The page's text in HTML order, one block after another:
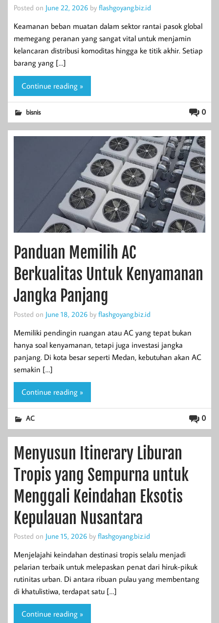
Posted on June 22, 2026 by flashgoyang.biz.id
Keamanan beban muatan dalam sektor rantai pasok global
memegang peranan yang sangat vital untuk menjamin
kelancaran distribusi komoditas hingga ke titik akhir. Setiap
barang yang […]
Continue reading »
0
bisnis
Panduan Memilih AC
Berkualitas Untuk Kenyamanan
Jangka Panjang
Posted on June 18, 2026 by flashgoyang.biz.id
Memiliki pendingin ruangan atau AC yang tepat bukan
hanya soal kenyamanan, tetapi juga investasi jangka
panjang. Di kota besar seperti Medan, kebutuhan akan AC
semakin […]
Continue reading »
0
AC
Menyusun Itinerary Liburan
Tropis yang Sempurna untuk
Menggali Keindahan Eksotis
Kepulauan Nusantara
Posted on June 15, 2026 by flashgoyang.biz.id
Menjelajahi keindahan destinasi tropis selalu menjadi
pelarian terbaik untuk melepaskan penat dari hiruk-pikuk
rutinitas urban. Di antara ribuan pulau yang membentang
di khatulistiwa, terdapat satu […]
Continue reading »